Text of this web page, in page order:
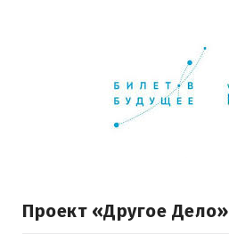
Проект «Другое Дело»